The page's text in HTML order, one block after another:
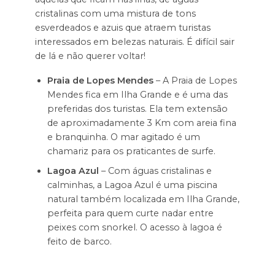
cristalinas com uma mistura de tons
esverdeados e azuis que atraem turistas
interessados em belezas naturais. É difícil sair
de lá e não querer voltar!
Praia de Lopes Mendes– A Praia de Lopes
Mendes fica em Ilha Grande e é uma das
preferidas dos turistas. Ela tem extensão
de aproximadamente 3 Km com areia fina
e branquinha. O mar agitado é um
chamariz para os praticantes de surfe.
Lagoa Azul – Com águas cristalinas e
calminhas, a Lagoa Azul é uma piscina
natural também localizada em Ilha Grande,
perfeita para quem curte nadar entre
peixes com snorkel. O acesso à lagoa é
feito de barco.